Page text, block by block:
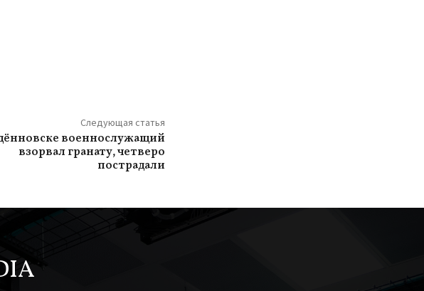
Следующая статья
военнослужащий
взорвал гранату, четверо
пострадали